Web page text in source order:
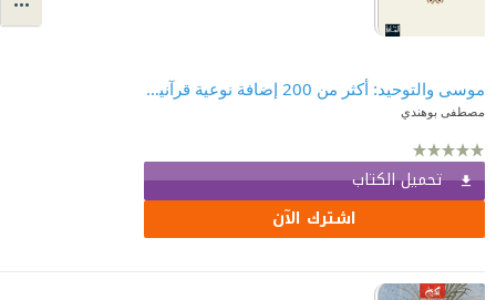
موسى والتوحيد: أكثر من 200 إضافة نوعية قرآنية على "سفر الخروج"
مصطفى بوهندي
تحميل الكتاب
اشترك الآن